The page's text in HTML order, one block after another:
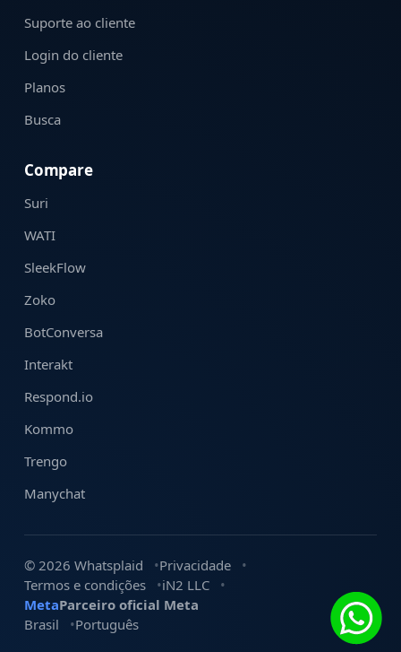
Suporte ao cliente
Login do cliente
Planos
Busca
Compare
Suri
WATI
SleekFlow
Zoko
BotConversa
Interakt
Respond.io
Kommo
Trengo
Manychat
© 2026 Whatsplaid
Privacidade
Termos e condições
iN2 LLC
MetaParceiro oficial Meta
Brasil
Português